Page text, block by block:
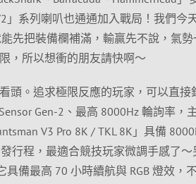
」系列喇叭也通通加入戰局！我們今
先把裝備欄補滿，輸贏先不說，氣
，所以想衝的朋友請快啊～
頭。追求極限反應的玩家，可以直接
Gen-2、最高 8000Hz 輪詢率
V3 Pro 8K / TKL 8K」具備
行程，最適合競技玩家微調手感了
具備最高 70 小時續航與 RGB 燈效